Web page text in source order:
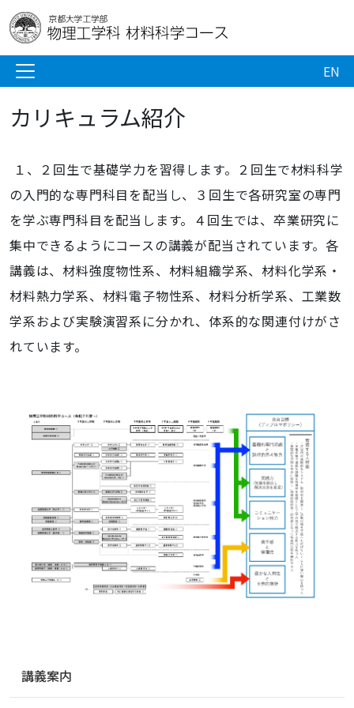
EN
カリキュラム紹介
１、２回生で基礎学力を習得します。２回生で材料科学
の入門的な専門科目を配当し、３回生で各研究室の専門
を学ぶ専門科目を配当します。４回生では、卒業研究に
集中できるようにコースの講義が配当されています。各
講義は、材料強度物性系、材料組織学系、材料化学系・
材料熱力学系、材料電子物性系、材料分析学系、工業数
学系および実験演習系に分かれ、体系的な関連付けがさ
れています。
ゲ
講義案内